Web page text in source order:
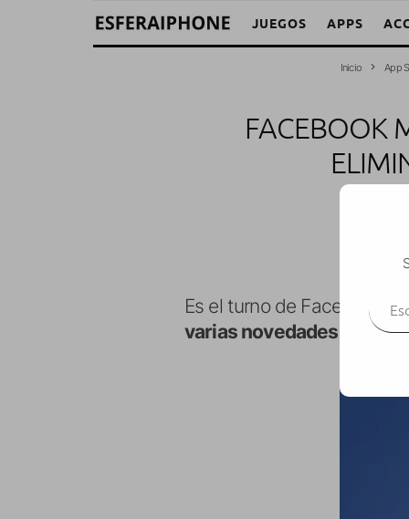
JUEGOS APPS
Inicio App
FACEBOOK
Es el turno de Facebook
varias novedades